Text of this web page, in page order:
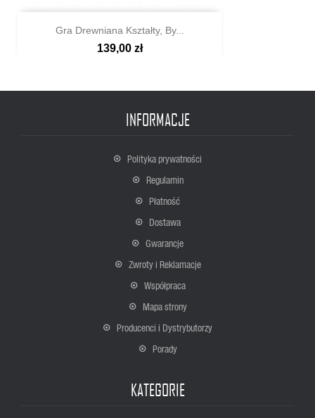
Szybki podgląd
Gra Drewniana Kształty, By...
139,00 zł
INFORMACJE
Polityka prywatności
Regulamin
Płatność
Dostawa
Gwarancje
Zwroty i Reklamacje
Współpraca
Mapa strony
Producenci i Dystrybutorzy
Porady
KATEGORIE